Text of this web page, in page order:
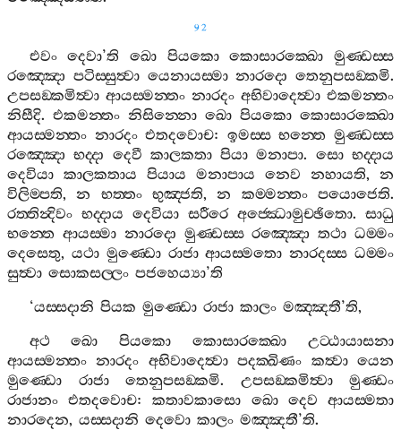
92
එවං දෙවා’ති ඛො පියකො කොසාරක‍්ඛො
මුණ‍්ඩස‍්ස
රඤ‍්ඤො පටිස‍්සුත්‍වා යෙනායස‍්මා නාරදො තෙනුපසඞ‍්කමි.
උපසඞ‍්කමිත්‍වා ආයස‍්මන‍්තං නාරදං අභිවාදෙත්‍වා එකමන‍්තං
නිසීදි. එකමන‍්තං නිසින‍්නො ඛො පියකො කොසාරක‍්ඛො
ආයස‍්මන‍්තං නාරදං එතදවොච: ඉමස‍්ස භන‍්තෙ මුණ‍්ඩස‍්ස
රඤ‍්ඤො භද‍්දා දෙවී කාලකතා පියා මනාපා. සො භද‍්දාය
දෙවියා කාලකතාය පියාය මනාපාය නෙව නහායති, න
විලිම‍්පති,න භත‍්තං භුඤ‍්ජති,න කම‍්මන‍්තං පයොජෙති.
රත‍්තින්‍දිවං භද‍්දාය දෙවියා සරීරෙ අජ‍්ඣොමුච‍්ඡිතො. සාධු
භන‍්තෙ ආයස‍්මා නාරදො මුණ‍්ඩස‍්ස රඤ‍්ඤො තථා ධම‍්මං
දෙසෙතු, යථා මුණ‍්ඩො රාජා ආයස‍්මතො නාරදස‍්ස ධම‍්මං
සුත්‍වා සොකසල‍්ලං පජහෙය්‍යා’ති
‘යස‍්සදානි පියක මුණ‍්ඩො රාජා කාලං මඤ‍්ඤතී’ති,
අථ
ඛො පියකො කොසාරක‍්ඛො
උට‍්ඨායාසනා
ආයස‍්මන‍්තං නාරදං අභිවාදෙත්‍වා පදක‍්ඛිණං කත්‍වා යෙන
මුණ‍්ඩො
රාජා තෙනුපසඞ‍්කමි. උපසඞ‍්කමිත්‍වා
මුණ‍්ඩං
රාජානං එතදවොච:කතාවකාසො ඛො දෙව
ආයස‍්මතා
නාරදෙන, යස‍්සදානි දෙවො කාලං මඤ‍්ඤතී’ති.